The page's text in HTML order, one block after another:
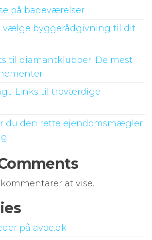
på badeværelser
vælge byggerådgivning til dit
til diamantklubber: De mest
Links til troværdige
du den rette ejendomsmægler
at vise.
på avoe.dk